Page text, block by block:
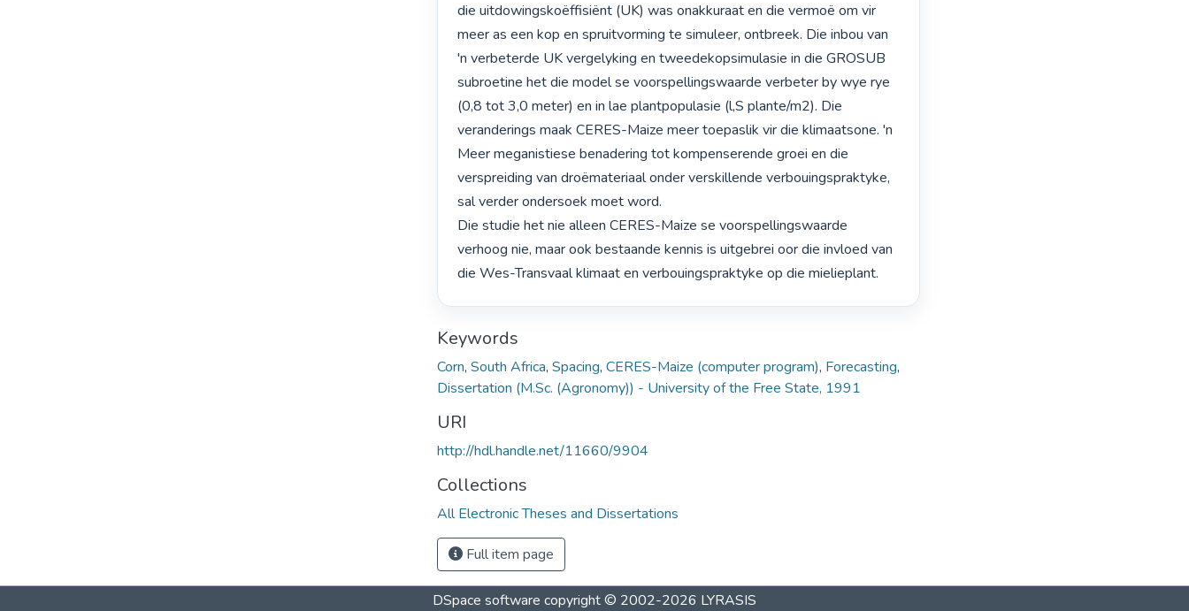
die uitdowingskoëffisiënt (UK) was onakkuraat en die vermoë om vir
meer as een kop en spruitvorming te simuleer, ontbreek. Die inbou van
'n verbeterde UK vergelyking en tweedekopsimulasie in die GROSUB
subroetine het die model se voorspellingswaarde verbeter by wye rye
(0,8 tot 3,0 meter) en in lae plantpopulasie (l,S plante/m2). Die
veranderings maak CERES-Maize meer toepaslik vir die klimaatsone. 'n
Meer meganistiese benadering tot kompenserende groei en die
verspreiding van droëmateriaal onder verskillende verbouingspraktyke,
sal verder ondersoek moet word.
Die studie het nie alleen CERES-Maize se voorspellingswaarde
verhoog nie, maar ook bestaande kennis is uitgebrei oor die invloed van
die Wes-Transvaal klimaat en verbouingspraktyke op die mielieplant.
Keywords
Corn, South Africa, Spacing, CERES-Maize (computer program), Forecasting,
Dissertation (M.Sc. (Agronomy)) - University of the Free State, 1991
URI
http://hdl.handle.net/11660/9904
Collections
All Electronic Theses and Dissertations
Full item page
DSpace software copyright © 2002-2026 LYRASIS